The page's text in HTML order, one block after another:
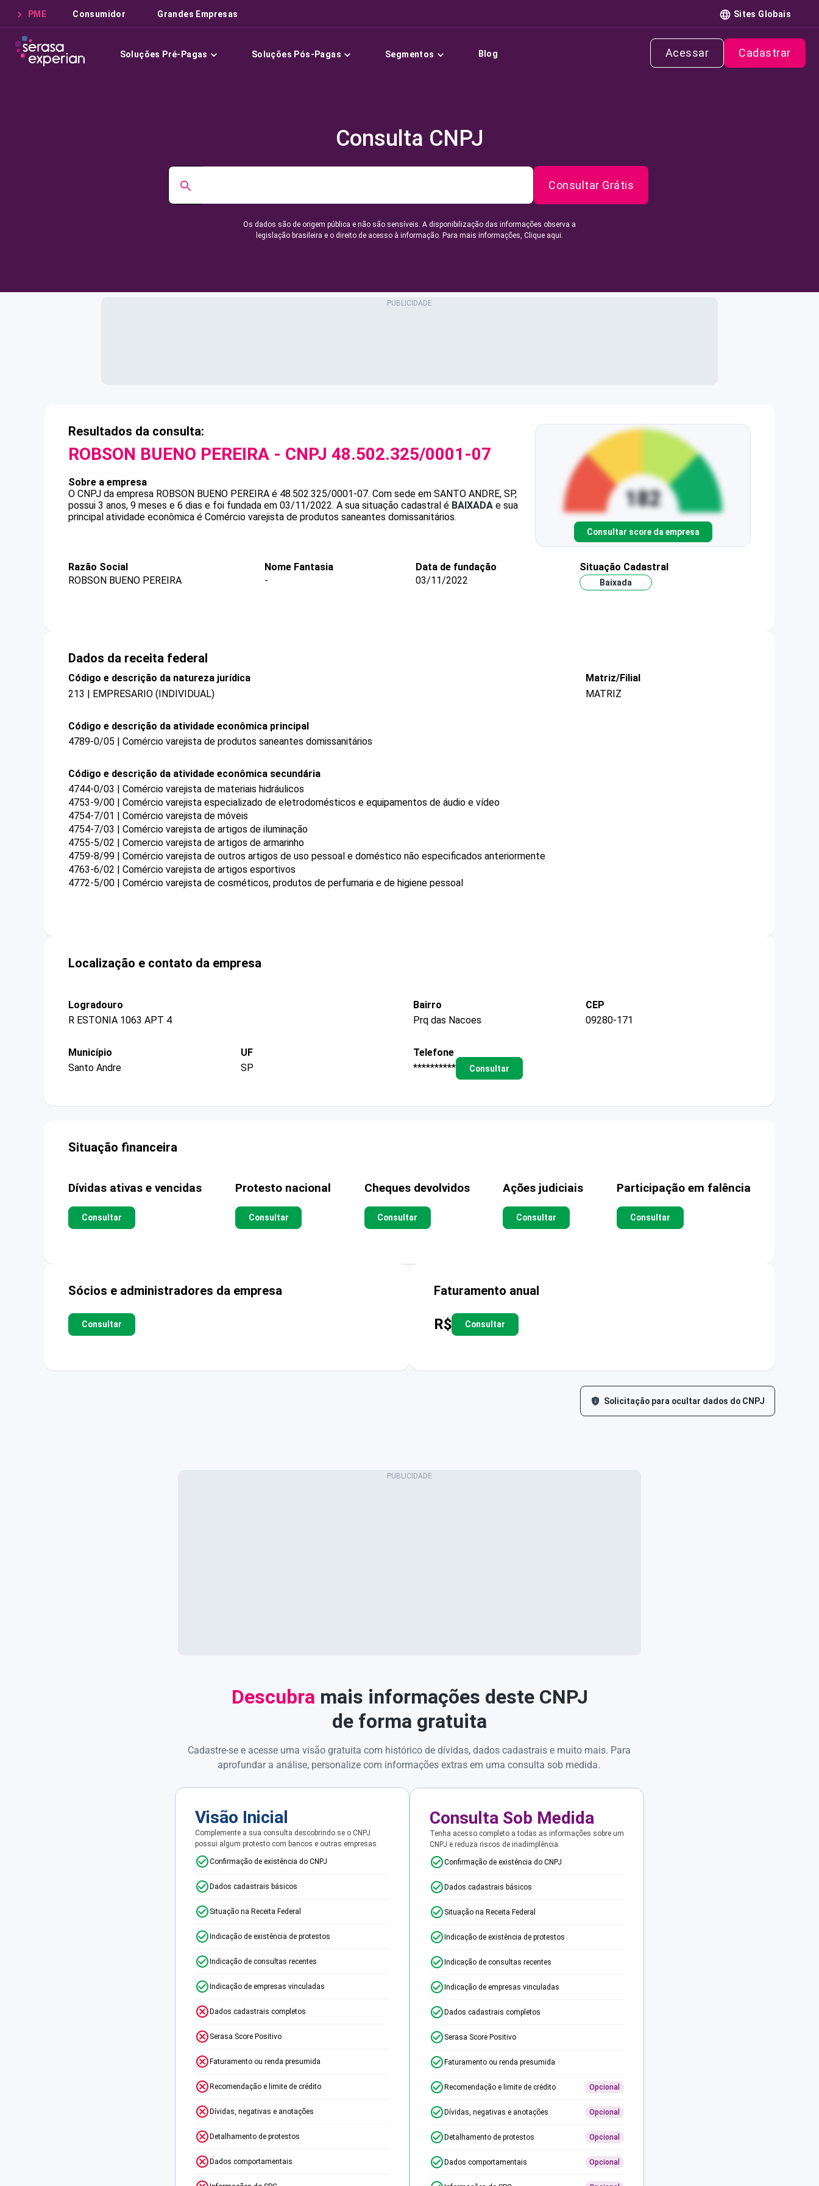
PME Consumidor Grandes Empresas Sites Globais
Soluções Pré-Pagas Soluções Pós-Pagas Segmentos Blog Acessar Cadastrar
Consulta CNPJ
Consultar Grátis
Os dados são de origem pública e não são sensíveis. A disponibilização das informações observa a
legislação brasileira e o direito de acesso à informação. Para mais informações, Clique aqui.
Resultados da consulta:
ROBSON BUENO PEREIRA - CNPJ 48.502.325/0001-07
Sobre a empresa
O CNPJ da empresa ROBSON BUENO PEREIRA é 48.502.325/0001-07. Com sede em SANTO ANDRE, SP,
possui 3 anos, 9 meses e 6 dias e foi fundada em 03/11/2022. A sua situação cadastral é BAIXADA e sua
principal atividade econômica é Comércio varejista de produtos saneantes domissanitários.
Consultar score da empresa
Razão Social
ROBSON BUENO PEREIRA
Nome Fantasia
-
Data de fundação
03/11/2022
Situação Cadastral
Baixada
Dados da receita federal
Código e descrição da natureza jurídica
213 | EMPRESARIO (INDIVIDUAL)
Matriz/Filial
MATRIZ
Código e descrição da atividade econômica principal
4789-0/05 | Comércio varejista de produtos saneantes domissanitários
Código e descrição da atividade econômica secundária
4744-0/03 | Comércio varejista de materiais hidráulicos
4753-9/00 | Comércio varejista especializado de eletrodomésticos e equipamentos de áudio e vídeo
4754-7/01 | Comércio varejista de móveis
4754-7/03 | Comércio varejista de artigos de iluminação
4755-5/02 | Comercio varejista de artigos de armarinho
4759-8/99 | Comércio varejista de outros artigos de uso pessoal e doméstico não especificados anteriormente
4763-6/02 | Comércio varejista de artigos esportivos
4772-5/00 | Comércio varejista de cosméticos, produtos de perfumaria e de higiene pessoal
Localização e contato da empresa
Logradouro
R ESTONIA 1063 APT 4
Bairro
Prq das Nacoes
CEP
09280-171
Município
Santo Andre
UF
SP
Telefone
**********
Consultar
Situação financeira
Dívidas ativas e vencidas
Consultar
Protesto nacional
Consultar
Cheques devolvidos
Consultar
Ações judiciais
Consultar
Participação em falência
Consultar
Sócios e administradores da empresa
Consultar
Faturamento anual
R$ Consultar
Solicitação para ocultar dados do CNPJ
Descubra mais informações deste CNPJ
de forma gratuita
Cadastre-se e acesse uma visão gratuita com histórico de dívidas, dados cadastrais e muito mais. Para
aprofundar a análise, personalize com informações extras em uma consulta sob medida.
Visão Inicial
Complemente a sua consulta descobrindo se o CNPJ
possui algum protesto com bancos e outras empresas.
Confirmação de existência do CNPJ
Dados cadastrais básicos
Situação na Receita Federal
Indicação de existência de protestos
Indicação de consultas recentes
Indicação de empresas vinculadas
Dados cadastrais completos
Serasa Score Positivo
Faturamento ou renda presumida
Recomendação e limite de crédito
Dívidas, negativas e anotações
Detalhamento de protestos
Dados comportamentais
Consulta Sob Medida
Tenha acesso completo a todas as informações sobre um
CNPJ e reduza riscos de inadimplência.
Confirmação de existência do CNPJ
Dados cadastrais básicos
Situação na Receita Federal
Indicação de existência de protestos
Indicação de consultas recentes
Indicação de empresas vinculadas
Dados cadastrais completos
Serasa Score Positivo
Faturamento ou renda presumida
Recomendação e limite de crédito Opcional
Dívidas, negativas e anotações Opcional
Detalhamento de protestos Opcional
Dados comportamentais Opcional